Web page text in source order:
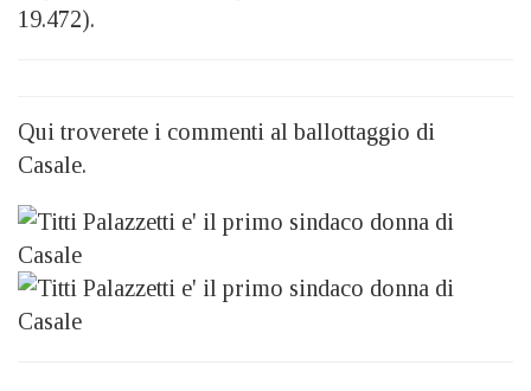
19.472).
Qui troverete i commenti al ballottaggio di
Casale.